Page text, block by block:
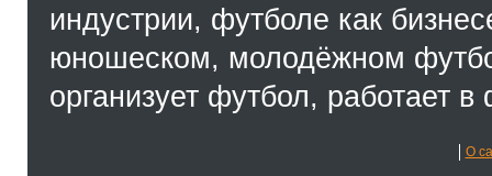
индустрии, футболе как
юношеском, молодёжном
организует футбол, работает
О